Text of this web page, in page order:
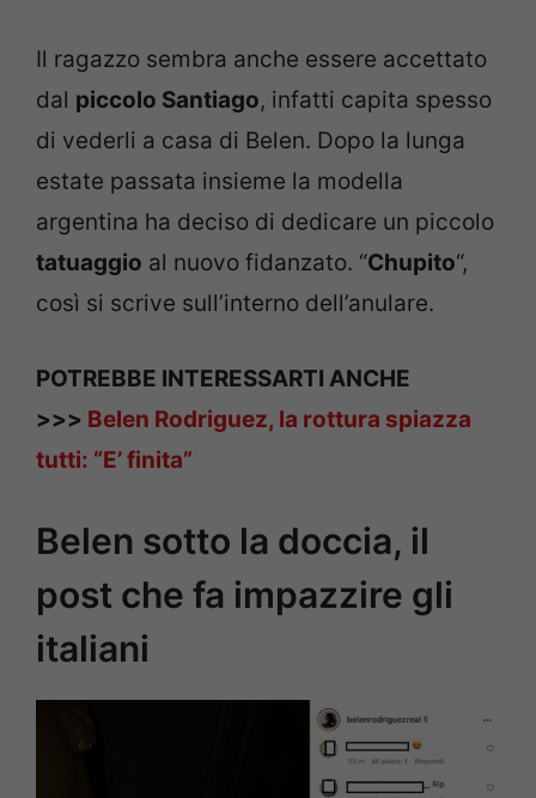
Il ragazzo sembra anche essere accettato
dal piccolo Santiago, infatti capita spesso
di vederli a casa di Belen. Dopo la lunga
estate passata insieme la modella
argentina ha deciso di dedicare un piccolo
tatuaggio al nuovo fidanzato. “Chupito“,
così si scrive sull’interno dell’anulare.
POTREBBE INTERESSARTI ANCHE
>>> Belen Rodriguez, la rottura spiazza
tutti: “E’ finita”
Belen sotto la doccia, il
post che fa impazzire gli
italiani